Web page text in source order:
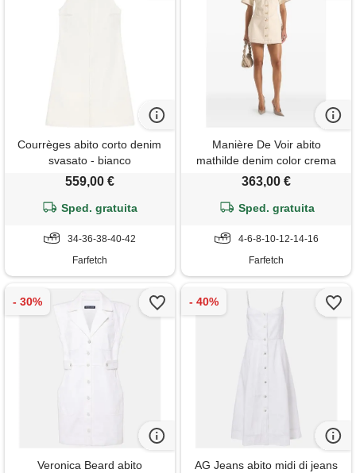
Courrèges abito corto denim
svasato - bianco
559,00 €
Sped. gratuita
34-36-38-40-42
Farfetch
Manière De Voir abito
mathilde denim color crema
con cuciture a contrasto - toni
363,00 €
Sped. gratuita
4-6-8-10-12-14-16
Farfetch
Veronica Beard abito
AG Jeans abito midi di jeans